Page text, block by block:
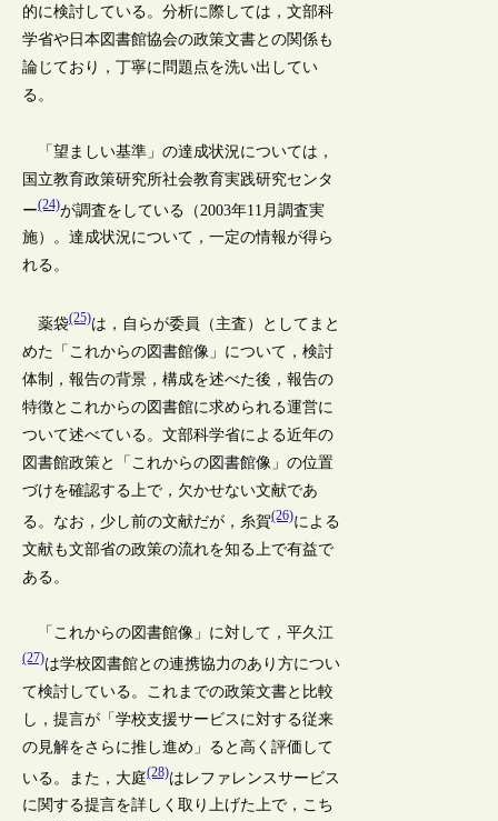
的に検討している。分析に際しては，文部科
学省や日本図書館協会の政策文書との関係も
論じており，丁寧に問題点を洗い出してい
る。
「望ましい基準」の達成状況については，
国立教育政策研究所社会教育実践研究センタ
ー(24)が調査をしている（2003年11月調査実
施）。達成状況について，一定の情報が得ら
れる。
薬袋(25)は，自らが委員（主査）としてまと
めた「これからの図書館像」について，検討
体制，報告の背景，構成を述べた後，報告の
特徴とこれからの図書館に求められる運営に
ついて述べている。文部科学省による近年の
図書館政策と「これからの図書館像」の位置
づけを確認する上で，欠かせない文献であ
る。なお，少し前の文献だが，糸賀(26)による
文献も文部省の政策の流れを知る上で有益で
ある。
「これからの図書館像」に対して，平久江
(27)は学校図書館との連携協力のあり方につい
て検討している。これまでの政策文書と比較
し，提言が「学校支援サービスに対する従来
の見解をさらに推し進め」ると高く評価して
いる。また，大庭(28)はレファレンスサービス
に関する提言を詳しく取り上げた上で，こち